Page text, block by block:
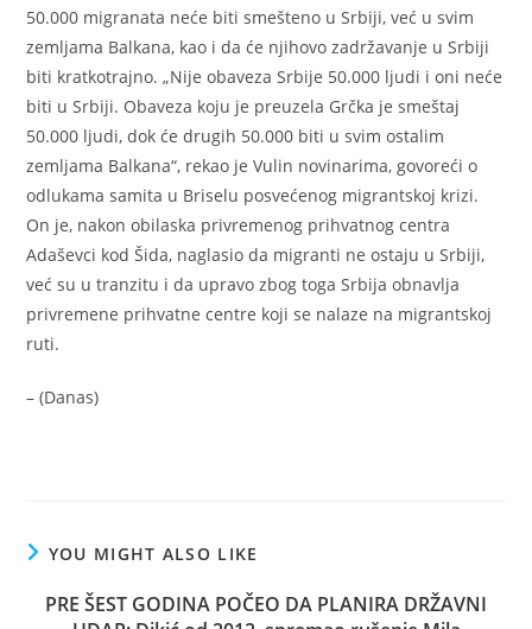
50.000 migranata neće biti smešteno u Srbiji, već u svim
zemljama Balkana, kao i da će njihovo zadržavanje u Srbiji
biti kratkotrajno. „Nije obaveza Srbije 50.000 ljudi i oni neće
biti u Srbiji. Obaveza koju je preuzela Grčka je smeštaj
50.000 ljudi, dok će drugih 50.000 biti u svim ostalim
zemljama Balkana“, rekao je Vulin novinarima, govoreći o
odlukama samita u Briselu posvećenog migrantskoj krizi.
On je, nakon obilaska privremenog prihvatnog centra
Adaševci kod Šida, naglasio da migranti ne ostaju u Srbiji,
već su u tranzitu i da upravo zbog toga Srbija obnavlja
privremene prihvatne centre koji se nalaze na migrantskoj
ruti.
– (Danas)
YOU MIGHT ALSO LIKE
PRE ŠEST GODINA POČEO DA PLANIRA DRŽAVNI